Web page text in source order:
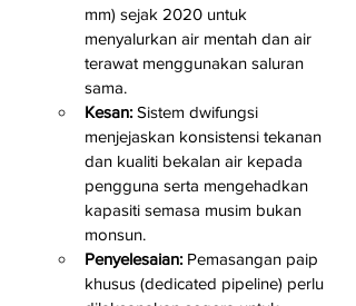
mm) sejak 2020 untuk
menyalurkan air mentah dan air
terawat menggunakan saluran
sama.
Kesan: Sistem dwifungsi
menjejaskan konsistensi tekanan
dan kualiti bekalan air kepada
pengguna serta mengehadkan
kapasiti semasa musim bukan
monsun.
Penyelesaian: Pemasangan paip
khusus (dedicated pipeline) perlu